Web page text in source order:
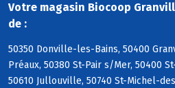
Votre magasin Biocoop
de :
50350 Donville-les-Bains, 50400
Préaux, 50380 St-Pair s/Mer, 50400
50610 Jullouville, 50740 St-Michel-